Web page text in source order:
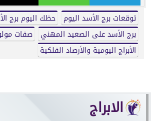
توقعات برج الأسد اليوم
حظك اليوم برج
برج الأسد على الصعيد المهني
صفات
الأبراج اليومية والأرصاد الفلكية
الابراج